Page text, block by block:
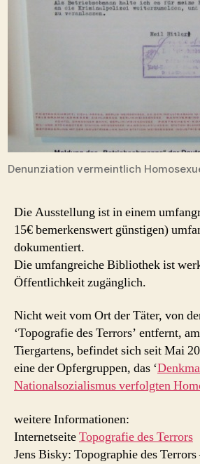
Denunziation vermeintlich
Die Ausstellung ist in einem
15€ bemerkenswert günstigen)
dokumentiert.
Die umfangreiche Bibliothek ist
Öffentlichkeit zugänglich.
Nicht weit vom Ort der Täter, von
‘Topografie des Terrors’ entfernt,
Tiergartens, befindet sich seit Mai
eine der Opfergruppen, das ‘
Nationalsozialismus verfolgten
weitere Informationen:
InternetseiteTopografie des Terrors
Jens Bisky: Topographie des